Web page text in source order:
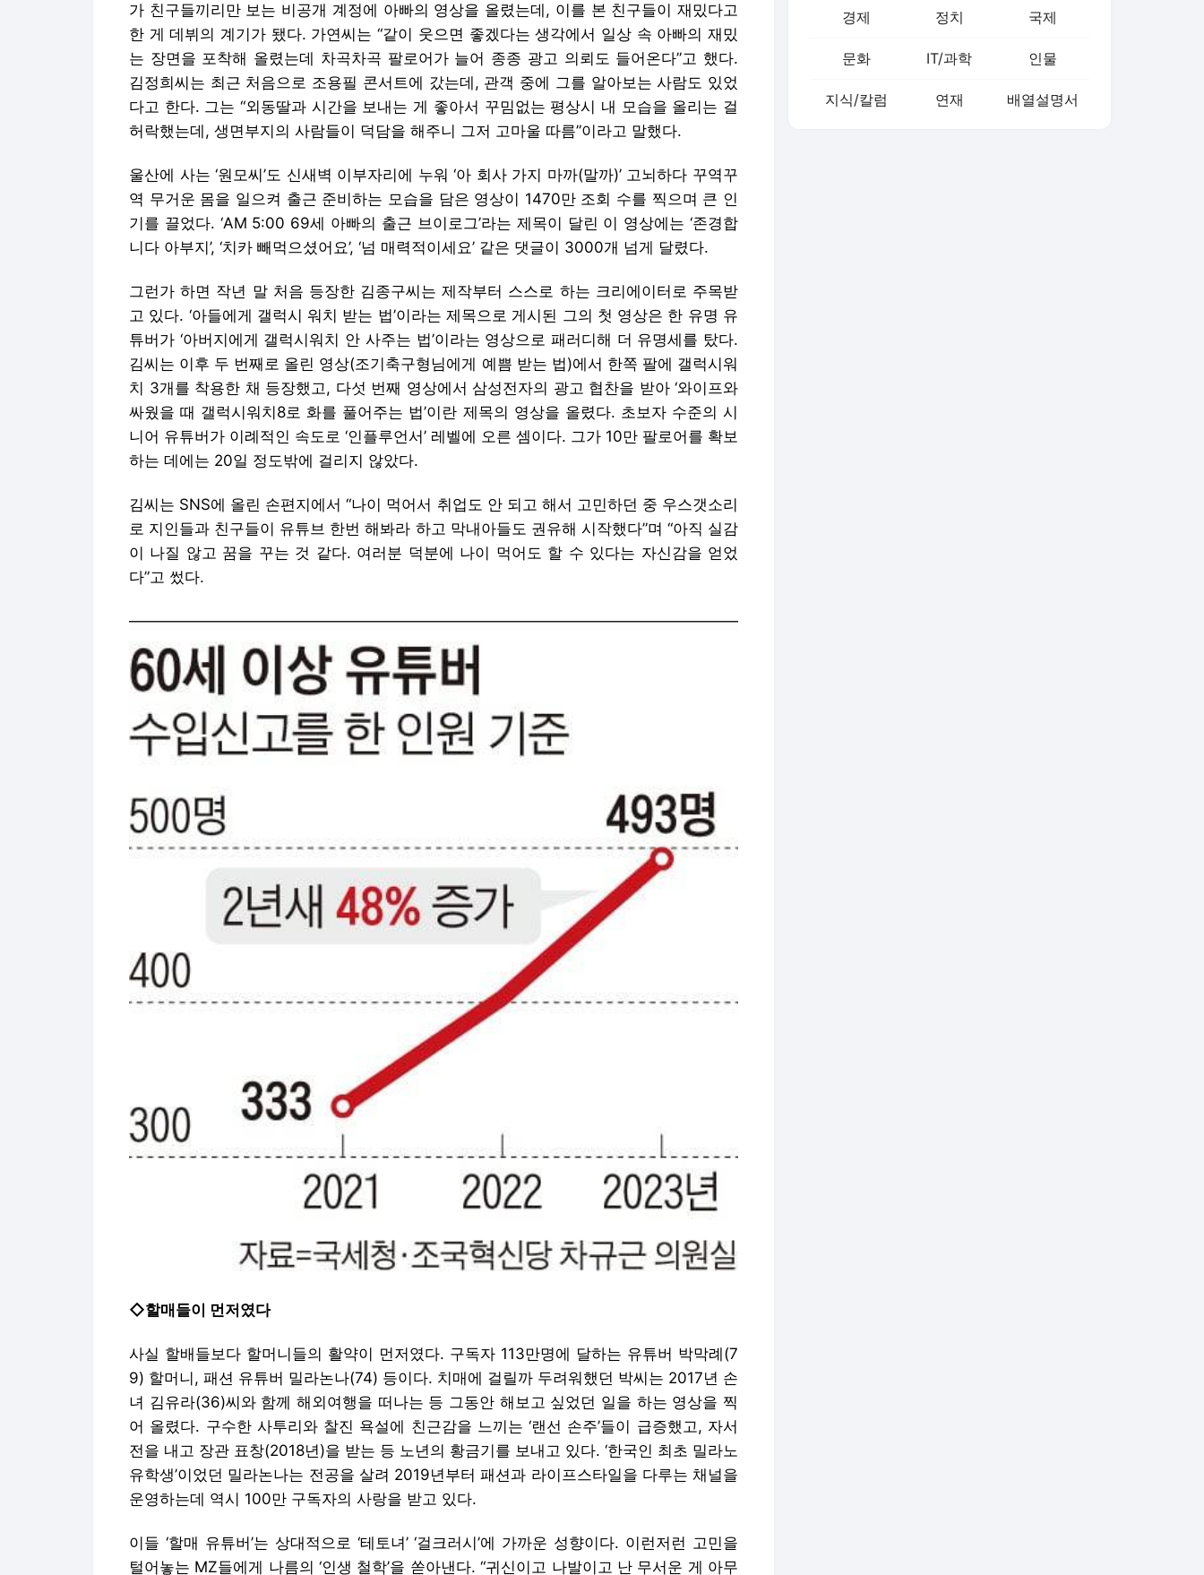
가 친구들끼리만 보는 비공개 계정에 아빠의 영상을 올렸는데, 이를 본 친구들이 재밌다고
한 게 데뷔의 계기가 됐다. 가연씨는 “같이 웃으면 좋겠다는 생각에서 일상 속 아빠의 재밌
는 장면을 포착해 올렸는데 차곡차곡 팔로어가 늘어 종종 광고 의뢰도 들어온다”고 했다.
김정희씨는 최근 처음으로 조용필 콘서트에 갔는데, 관객 중에 그를 알아보는 사람도 있었
다고 한다. 그는 “외동딸과 시간을 보내는 게 좋아서 꾸밈없는 평상시 내 모습을 올리는 걸
허락했는데, 생면부지의 사람들이 덕담을 해주니 그저 고마울 따름”이라고 말했다.
울산에 사는 ‘원모씨’도 신새벽 이부자리에 누워 ‘아 회사 가지 마까(말까)’ 고뇌하다 꾸역꾸
역 무거운 몸을 일으켜 출근 준비하는 모습을 담은 영상이 1470만 조회 수를 찍으며 큰 인
기를 끌었다. ‘AM 5:00 69세 아빠의 출근 브이로그’라는 제목이 달린 이 영상에는 ‘존경합
니다 아부지’, ‘치카 빼먹으셨어요’, ‘넘 매력적이세요’ 같은 댓글이 3000개 넘게 달렸다.
그런가 하면 작년 말 처음 등장한 김종구씨는 제작부터 스스로 하는 크리에이터로 주목받
고 있다. ‘아들에게 갤럭시 워치 받는 법’이라는 제목으로 게시된 그의 첫 영상은 한 유명 유
튜버가 ‘아버지에게 갤럭시워치 안 사주는 법’이라는 영상으로 패러디해 더 유명세를 탔다.
김씨는 이후 두 번째로 올린 영상(조기축구형님에게 예쁨 받는 법)에서 한쪽 팔에 갤럭시워
치 3개를 착용한 채 등장했고, 다섯 번째 영상에서 삼성전자의 광고 협찬을 받아 ‘와이프와
싸웠을 때 갤럭시워치8로 화를 풀어주는 법’이란 제목의 영상을 올렸다. 초보자 수준의 시
니어 유튜버가 이례적인 속도로 ‘인플루언서’ 레벨에 오른 셈이다. 그가 10만 팔로어를 확보
하는 데에는 20일 정도밖에 걸리지 않았다.
김씨는 SNS에 올린 손편지에서 “나이 먹어서 취업도 안 되고 해서 고민하던 중 우스갯소리
로 지인들과 친구들이 유튜브 한번 해봐라 하고 막내아들도 권유해 시작했다”며 “아직 실감
이 나질 않고 꿈을 꾸는 것 같다. 여러분 덕분에 나이 먹어도 할 수 있다는 자신감을 얻었
다”고 썼다.
◇할매들이 먼저였다
사실 할배들보다 할머니들의 활약이 먼저였다. 구독자 113만명에 달하는 유튜버 박막례(7
9) 할머니, 패션 유튜버 밀라논나(74) 등이다. 치매에 걸릴까 두려워했던 박씨는 2017년 손
녀 김유라(36)씨와 함께 해외여행을 떠나는 등 그동안 해보고 싶었던 일을 하는 영상을 찍
어 올렸다. 구수한 사투리와 찰진 욕설에 친근감을 느끼는 ‘랜선 손주’들이 급증했고, 자서
전을 내고 장관 표창(2018년)을 받는 등 노년의 황금기를 보내고 있다. ‘한국인 최초 밀라노
유학생’이었던 밀라논나는 전공을 살려 2019년부터 패션과 라이프스타일을 다루는 채널을
운영하는데 역시 100만 구독자의 사랑을 받고 있다.
이들 ‘할매 유튜버’는 상대적으로 ‘테토녀’ ‘걸크러시’에 가까운 성향이다. 이런저런 고민을
털어놓는 MZ들에게 나름의 ‘인생 철학’을 쏟아낸다. “귀신이고 나발이고 난 무서운 게 아무
경제 정치 국제
문화 IT/과학 인물
지식/칼럼 연재 배열설명서